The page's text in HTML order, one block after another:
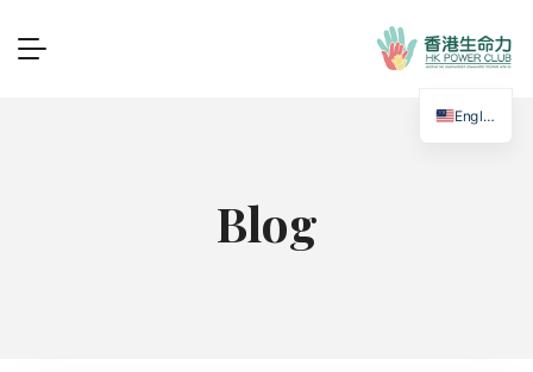
Blog
English